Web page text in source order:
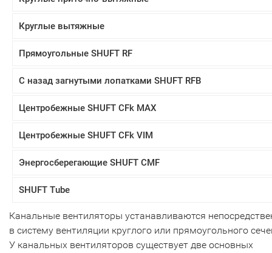
Круглые вытяжные
Прямоугольные SHUFT RF
С назад загнутыми лопатками SHUFT RFB
Центробежные SHUFT CFk MAX
Центробежные SHUFT CFk VIM
Энергосберегающие SHUFT CMF
SHUFT Tube
Канальные вентиляторы устанавливаются
в систему вентиляции круглого или прямоугольного
У канальных вентиляторов существует две основных